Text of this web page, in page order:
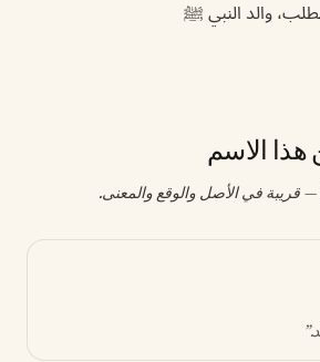
والد النبي ﷺ
هذا الاسم
— قريبة في الأصل والوقع والمعنى.
.”